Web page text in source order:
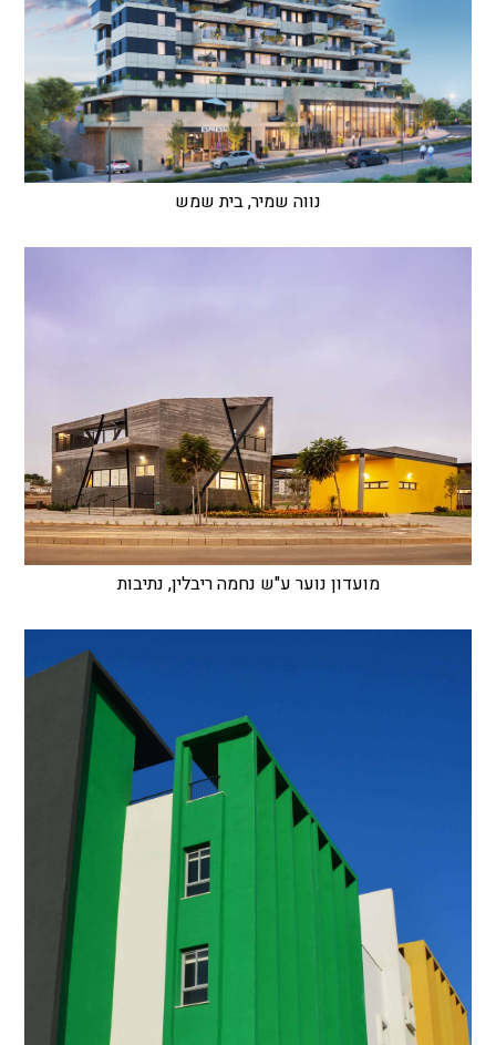
נווה שמיר, בית שמש
מועדון נוער ע"ש נחמה ריבלין, נתיבות